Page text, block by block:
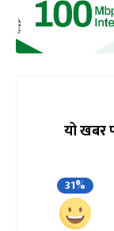
यो खबर
31%